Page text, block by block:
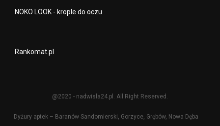
NOKO LOOK - krople do oczu
Rankomat.pl
@2020 - nadwisla24.pl. All Right Reserved.
Dyżury aptek – Baranów Sandomierski, Gorzyce, Grębów, Nowa Dęba